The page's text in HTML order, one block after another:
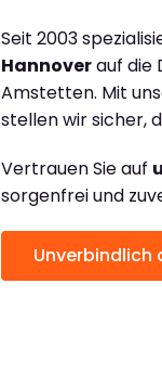
Seit 2003
Hannoverauf die
Amstetten. Mit
stellen wir sicher,
Vertrauen Sie auf
sorgenfrei und
Unverbindlich